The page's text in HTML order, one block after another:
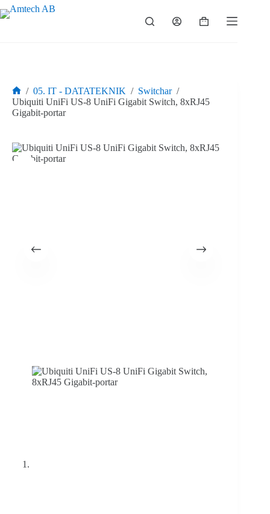
Hoppa
till
Varukorg
Hem
/ 05. IT - DATATEKNIK / Switchar /
Ubiquiti UniFi US-8 UniFi Gigabit Switch, 8xRJ45
Gigabit-portar